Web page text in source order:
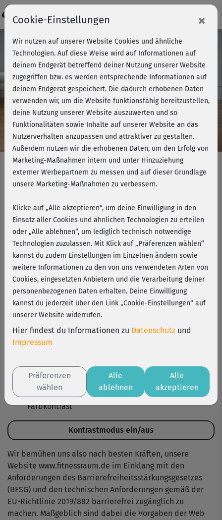
Barrierefreiheit bei
uns
– gemeinsam besser
werden
1. Ziel der Barrierefreiheit
Wir möchten, dass sich alle Menschen auf unserem Portal
wohlfühlen – unabhängig von körperlichen
Einschränkungen, Alter oder Technik-Erfahrung. Deshalb
arbeiten wir stetig daran, unsere Inhalte barrierefrei zu
gestalten. Dazu gehören:
Bilder mit passenden Beschreibungen
Bedienung mit Tastatur oder Screenreader
Verbesserte Lesbarkeit durch stärkeren
Farbkontrast
Kontrastmodus ein/aus
Wir bemühen uns also nach besten Kräften, unsere
Website www.fitnessraum.de im Einklang mit den
Anforderungen des Barrierefreiheitsstärkungsgesetzes
(BFSG) und den technischen Anforderungen gemäß der
EU-Richtlinie 2019/882 barrierefrei zugänglich zu
machen. Maßgeblich sind dabei die Vorgaben der Web
Cookie-Einstellungen ×
Wir nutzen auf unserer Website Cookies und ähnliche
Technologien. Auf diese Weise wird auf Informationen auf
deinem Endgerät betreffend deiner Nutzung unserer Website
zugegriffen bzw. es werden entsprechende Informationen auf
deinem Endgerät gespeichert. Die dadurch erhobenen Daten
verwenden wir, um die Website funktionsfähig bereitzustellen,
deine Nutzung unserer Website auszuwerten und so
Funktionalitäten sowie Inhalte auf unserer Website an das
Nutzerverhalten anzupassen und attraktiver zu gestalten.
Außerdem nutzen wir die erhobenen Daten, um den Erfolg von
Marketing-Maßnahmen intern und unter Hinzuziehung
externer Werbepartnern zu messen und auf dieser Grundlage
unsere Marketing-Maßnahmen zu verbessern.
Klicke auf „Alle akzeptieren“, um deine Einwilligung in den
Einsatz aller Cookies und ähnlichen Technologien zu erteilen
oder „Alle ablehnen“, um lediglich technisch notwendige
Technologien zuzulassen. Mit Klick auf „Präferenzen wählen“
kannst du zudem Einstellungen im Einzelnen ändern sowie
weitere Informationen zu den von uns verwendeten Arten von
Cookies, eingesetzten Anbietern und die Verarbeitung deiner
personenbezogenen Daten erhalten. Deine Einwilligung
kannst du jederzeit über den Link „Cookie-Einstellungen“ auf
unserer Website widerrufen.
Hier findest du Informationen zu Datenschutz und
Impressum
Präferenzen
wählen
Alle
ablehnen
Alle
akzeptieren